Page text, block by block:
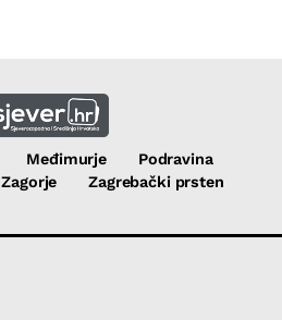
Međimurje
Podravina
Zagorje
Zagrebački prsten